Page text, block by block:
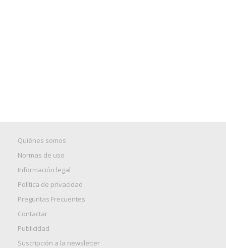
Quiénes somos
Normas de uso
Información legal
Política de privacidad
Preguntas Frecuentes
Contactar
Publicidad
Suscripción a la newsletter